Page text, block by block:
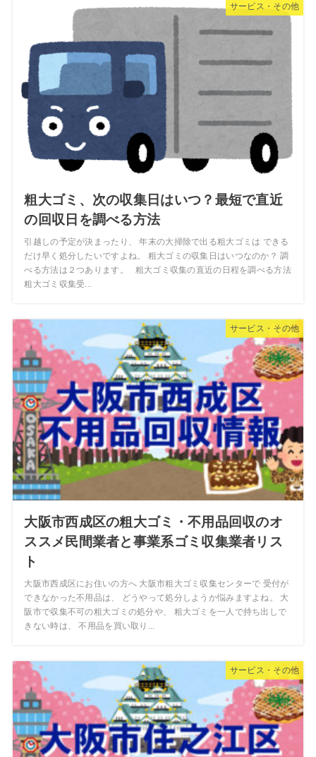
サービス・その他
粗大ゴミ、次の収集日はいつ？最短で直近
の回収日を調べる方法
引越しの予定が決まったり、 年末の大掃除で出る粗大ゴミは できる
だけ早く処分したいですよね。 粗大ゴミの収集日はいつなのか？ 調
べる方法は２つあります。 粗大ゴミ収集の直近の日程を調べる方法
粗大ゴミ収集受...
サービス・その他
大阪市西成区の粗大ゴミ・不用品回収のオ
ススメ民間業者と事業系ゴミ収集業者リス
ト
大阪市西成区にお住いの方へ 大阪市粗大ゴミ収集センターで 受付が
できなかった不用品は、 どうやって処分しようか悩みますよね。 大
阪市で収集不可の粗大ゴミの処分や、 粗大ゴミを一人で持ち出しで
きない時は、 不用品を買い取り...
サービス・その他